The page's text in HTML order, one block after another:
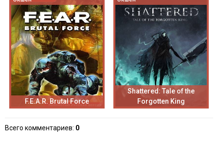
F.E.A.R. Brutal Force
Shattered: Tale of the
Forgotten King
Всего комментариев: 0